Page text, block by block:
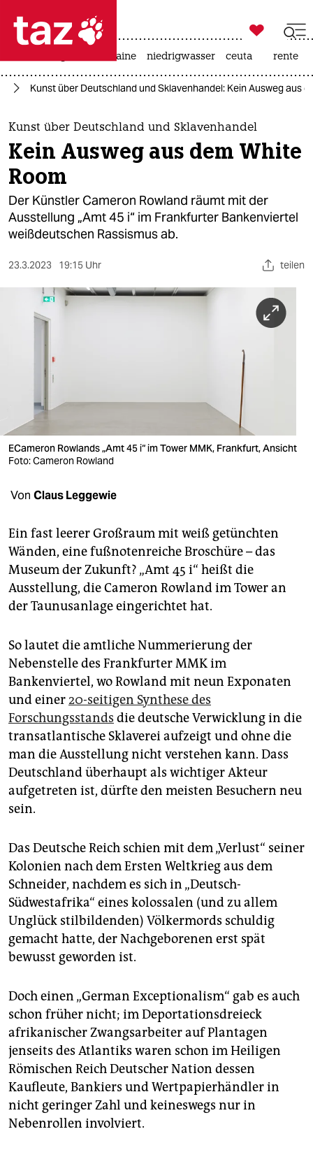
 taz zahl ich
taz zahl ich
themen
politik
öko
gesellschaft
sport
berlin
wahrheit
verlag
verlag
veranstaltungen
shop
unterstützen
abo
genossenschaft

taz zahl ich
krieg in der ukraine niedrigwasser ceuta rente
Kunst über Deutschland und Sklavenhandel: Kein Ausweg aus
Kunst über Deutschland und Sklavenhandel
Kein Ausweg aus dem White
Room
Der Künstler Cameron Rowland räumt mit der
Ausstellung „Amt 45 i“ im Frankfurter Bankenviertel
weißdeutschen Rassismus ab.
23.3.2023 19:15 Uhr teilen
ECameron Rowlands „Amt 45 i“ im Tower MMK, Frankfurt, Ansicht
Foto: Cameron Rowland
Von Claus Leggewie
Ein fast leerer Großraum mit weiß getünchten
Wänden, eine fußnotenreiche Broschüre – das
Museum der Zukunft? „Amt 45 i“ heißt die
Ausstellung, die Cameron Rowland im Tower an
der Taunusanlage eingerichtet hat.
So lautet die amtliche Nummerierung der
Nebenstelle des Frankfurter MMK im
Bankenviertel, wo Rowland mit neun Exponaten
und einer20-seitigen Synthese des
Forschungsstands die deutsche Verwicklung in die
transatlantische Sklaverei aufzeigt und ohne die
man die Ausstellung nicht verstehen kann. Dass
Deutschland überhaupt als wichtiger Akteur
aufgetreten ist, dürfte den meisten Besuchern neu
sein.
Das Deutsche Reich schien mit dem „Verlust“ seiner
Kolonien nach dem Ersten Weltkrieg aus dem
Schneider, nachdem es sich in „Deutsch-
Südwestafrika“ eines kolossalen (und zu allem
Unglück stilbildenden) Völkermords schuldig
gemacht hatte, der Nachgeborenen erst spät
bewusst geworden ist.
Doch einen „German Exceptionalism“ gab es auch
schon früher nicht; im Deportationsdreieck
afrikanischer Zwangsarbeiter auf Plantagen
jenseits des Atlantiks waren schon im Heiligen
Römischen Reich Deutscher Nation dessen
Kaufleute, Bankiers und Wertpapierhändler in
nicht geringer Zahl und keineswegs nur in
Nebenrollen involviert.